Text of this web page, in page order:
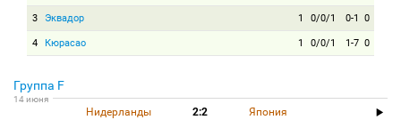
3 Эквадор 1 0/0/1 0-1 0
4 Кюрасао 1 0/0/1 1-7 0
Группа F
14 июня
Нидерланды 2:2 Япония